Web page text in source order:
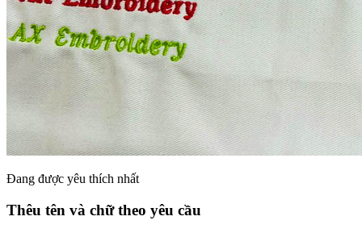
Đang được yêu thích nhất
Thêu tên và chữ theo yêu cầu